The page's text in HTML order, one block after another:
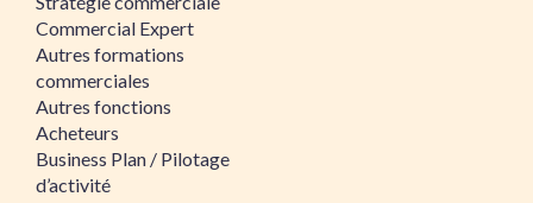
Commercial Expert
Autres formations
commerciales
Autres fonctions
Acheteurs
Business Plan / Pilotage
d’activité